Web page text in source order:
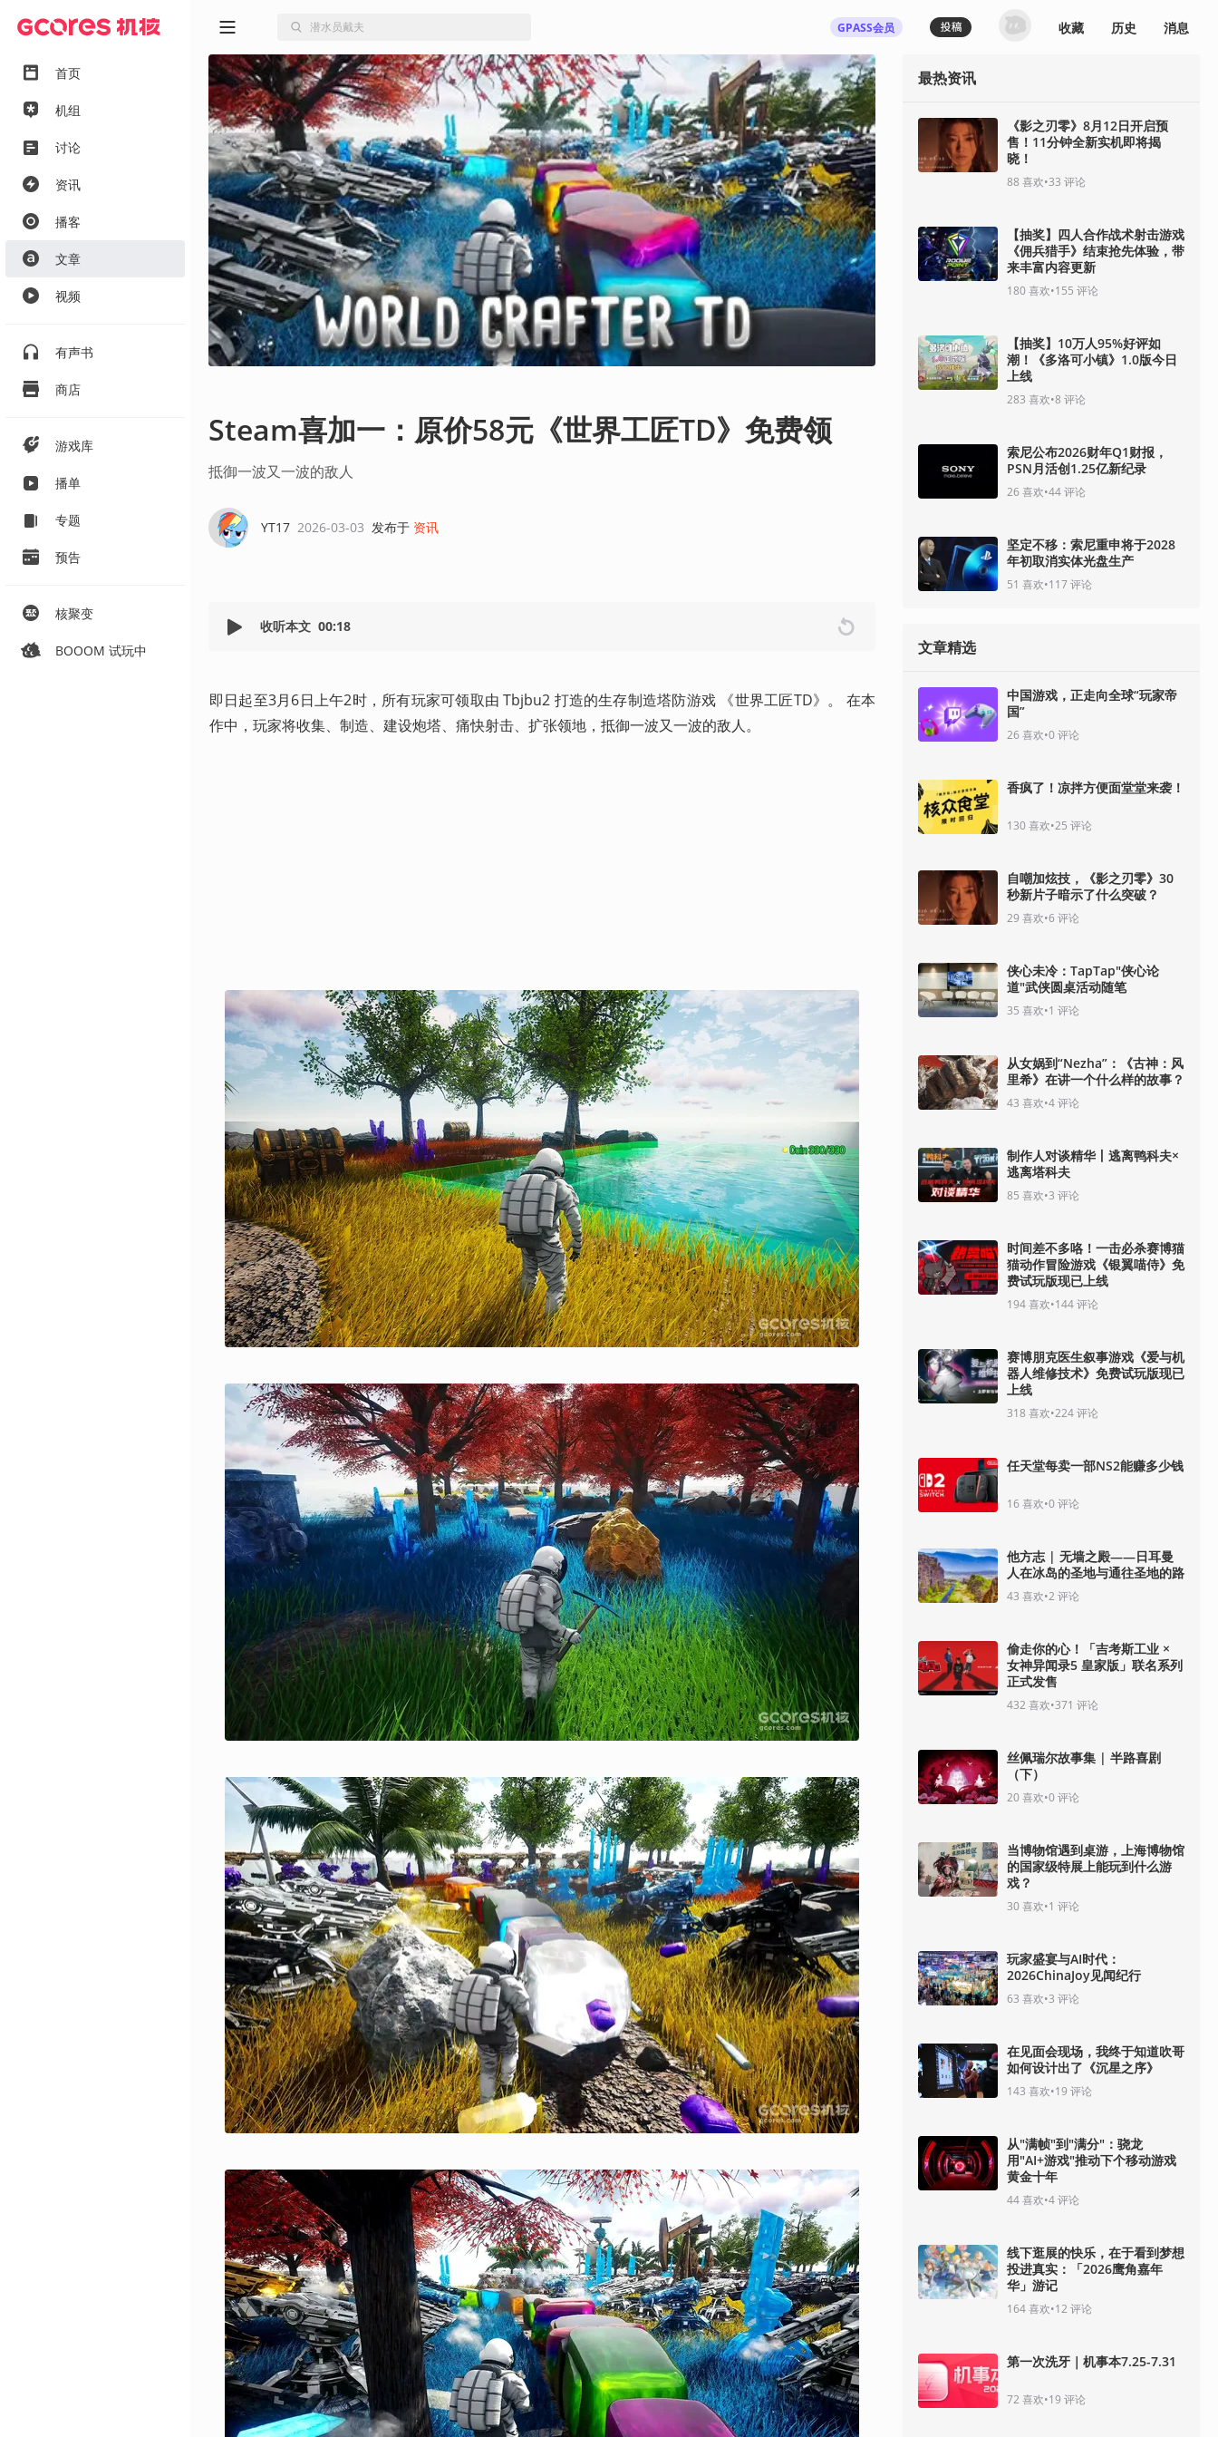
首页
机组
讨论
资讯
播客
文章
视频
有声书
商店
游戏库
播单
专题
预告
核聚变
BOOOM 试玩中
GPASS会员 收藏 历史 消息
Steam喜加一：原价58元《世界工匠TD》免费领
抵御一波又一波的敌人
YT17 2026-03-03 发布于 资讯
收听本文 00:18
即日起至3月6日上午2时，所有玩家可领取由 Tbjbu2 打造的生存制造塔防游戏 《世界工匠TD》。 在本
作中，玩家将收集、制造、建设炮塔、痛快射击、扩张领地，抵御一波又一波的敌人。
最热资讯
《影之刃零》8月12日开启预
售！11分钟全新实机即将揭
晓！
88 喜欢•33 评论
【抽奖】四人合作战术射击游戏
《佣兵猎手》结束抢先体验，带
来丰富内容更新
180喜欢•155 评论
【抽奖】10万人95%好评如
潮！《多洛可小镇》1.0版今日
上线
283 喜欢•8 评论
索尼公布2026财年Q1财报，
PSN月活创1.25亿新纪录
26喜欢•44评论
坚定不移：索尼重申将于2028
年初取消实体光盘生产
51 喜欢•117评论
文章精选
中国游戏，正走向全球“玩家帝
国”
26喜欢•0评论
香疯了！凉拌方便面堂堂来袭！
130喜欢•25 评论
自嘲加炫技，《影之刃零》30
秒新片子暗示了什么突破？
29 喜欢•6评论
侠心未冷：TapTap"侠心论
道"武侠圆桌活动随笔
35 喜欢•1 评论
从女娲到“Nezha”：《古神：风
里希》在讲一个什么样的故事？
43 喜欢•4评论
制作人对谈精华丨逃离鸭科夫×
逃离塔科夫
85 喜欢•3 评论
时间差不多咯！一击必杀赛博猫
猫动作冒险游戏《银翼喵侍》免
费试玩版现已上线
194喜欢•144评论
赛博朋克医生叙事游戏《爱与机
器人维修技术》免费试玩版现已
上线
318 喜欢•224评论
任天堂每卖一部NS2能赚多少钱
16喜欢•0评论
他方志 | 无墙之殿——日耳曼
人在冰岛的圣地与通往圣地的路
43 喜欢•2 评论
偷走你的心！「吉考斯工业 ×
女神异闻录5 皇家版」联名系列
正式发售
432 喜欢•371 评论
丝佩瑞尔故事集 | 半路喜剧
（下）
20喜欢•0评论
当博物馆遇到桌游，上海博物馆
的国家级特展上能玩到什么游
戏？
30喜欢•1 评论
玩家盛宴与AI时代：
2026ChinaJoy见闻纪行
63 喜欢•3 评论
在见面会现场，我终于知道吹哥
如何设计出了《沉星之序》
143 喜欢•19 评论
从"满帧"到"满分"：骁龙
用"AI+游戏"推动下个移动游戏
黄金十年
44喜欢•4评论
线下逛展的快乐，在于看到梦想
投进真实：「2026鹰角嘉年
华」游记
164喜欢•12 评论
第一次洗牙｜机事本7.25-7.31
72 喜欢•19 评论